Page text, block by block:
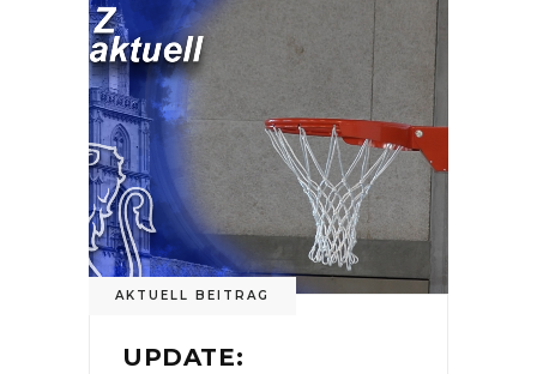
AKTUELL BEITRAG
UPDATE: